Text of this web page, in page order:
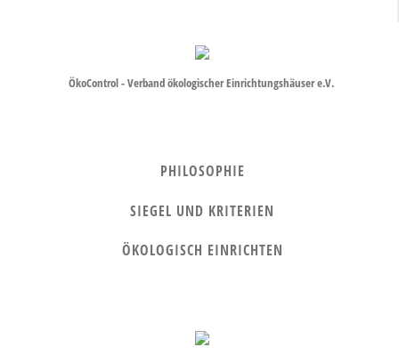
ÖkoControl - Verband ökologischer Einrichtungshäuser e.V.
PHILOSOPHIE
SIEGEL UND KRITERIEN
ÖKOLOGISCH EINRICHTEN